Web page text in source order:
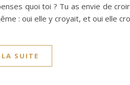
quoi toi ? Tu as envie de
: oui elle y croyait, et oui elle
LA SUITE